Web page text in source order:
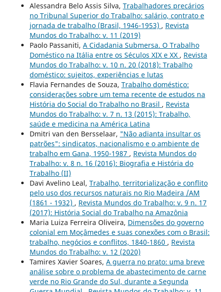
Alessandra Belo Assis Silva, Trabalhadores precários
no Tribunal Superior do Trabalho: salário, contrato e
jornada de trabalho (Brasil, 1946-1953) , Revista
Mundos do Trabalho: v. 11 (2019)
Paolo Passaniti, A Cidadania Submersa. O Trabalho
Doméstico na Itália entre os Séculos XIX e XX , Revista
Mundos do Trabalho: v. 10 n. 20 (2018): Trabalho
doméstico: sujeitos, experiências e lutas
Flavia Fernandes de Souza, Trabalho doméstico:
considerações sobre um tema recente de estudos na
História do Social do Trabalho no Brasil , Revista
Mundos do Trabalho: v. 7 n. 13 (2015): Trabalho,
saúde e medicina na América Latina
Dmitri van den Bersselaar, "Não adianta insultar os
patrões": sindicatos, nacionalismo e o ambiente de
trabalho em Gana, 1950-1987 , Revista Mundos do
Trabalho: v. 8 n. 16 (2016): Biografia e História do
Trabalho (II)
Davi Avelino Leal, Trabalho, territorialização e conflito
pelo uso dos recursos naturais no Rio Madeira /AM
(1861 - 1932) , Revista Mundos do Trabalho: v. 9 n. 17
(2017): História Social do Trabalho na Amazônia
Maria Luiza Ferreira Oliveira, Dimensões do governo
colonial em Moçâmedes e suas conexões com o Brasil:
trabalho, negócios e conflitos, 1840-1860 , Revista
Mundos do Trabalho: v. 12 (2020)
Tamires Xavier Soares, A guerra no prato: uma breve
análise sobre o problema de abastecimento de carne
verde no Rio Grande do Sul, durante a Segunda